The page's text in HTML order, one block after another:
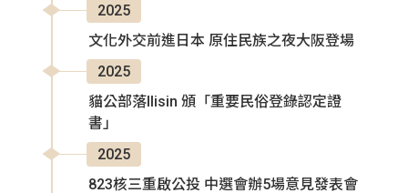
2025
文化外交前進日本 原住民族之夜大阪登場
2025
貓公部落Ilisin 頒「重要民俗登錄認定證
書」
2025
823核三重啟公投 中選會辦5場意見發表會